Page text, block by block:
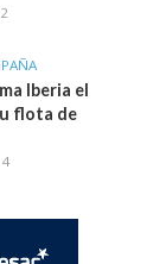
Iberia el
flota de